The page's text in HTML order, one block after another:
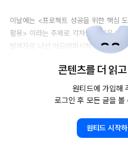
이날에는 <프로젝트 성공을 위한 핵심
활용> 이라는 주제로 각자의 경험을 나
발제자로 나선 아모레퍼시픽 PMO 혜민
떤 어려움이 있었고, 어떤 도움이 있었
혜민 님의 발제를 중심으로 참석자분들
가벼운 마음으로 참여하지만, 돌아갈 때
콘텐츠를 더 읽
원티드에 가입해
로그인 후 모든 글을 볼
원티드 시작하